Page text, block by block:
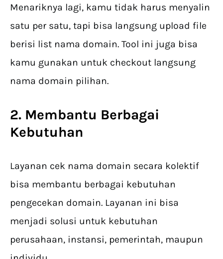
Menariknya lagi, kamu tidak harus menyalin
satu per satu, tapi bisa langsung upload file
berisi list nama domain. Tool ini juga bisa
kamu gunakan untuk checkout langsung
nama domain pilihan.
2. Membantu Berbagai
Kebutuhan
Layanan cek nama domain secara kolektif
bisa membantu berbagai kebutuhan
pengecekan domain. Layanan ini bisa
menjadi solusi untuk kebutuhan
perusahaan, instansi, pemerintah, maupun